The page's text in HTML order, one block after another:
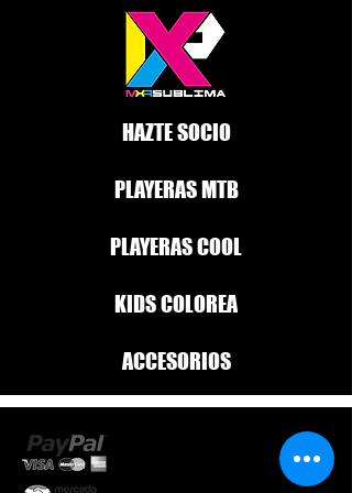
HAZTE SOCIO
PLAYERAS MTB
PLAYERAS COOL
KIDS COLOREA
ACCESORIOS